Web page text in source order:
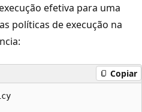
efetiva para uma
políticas de execução na
Copiar